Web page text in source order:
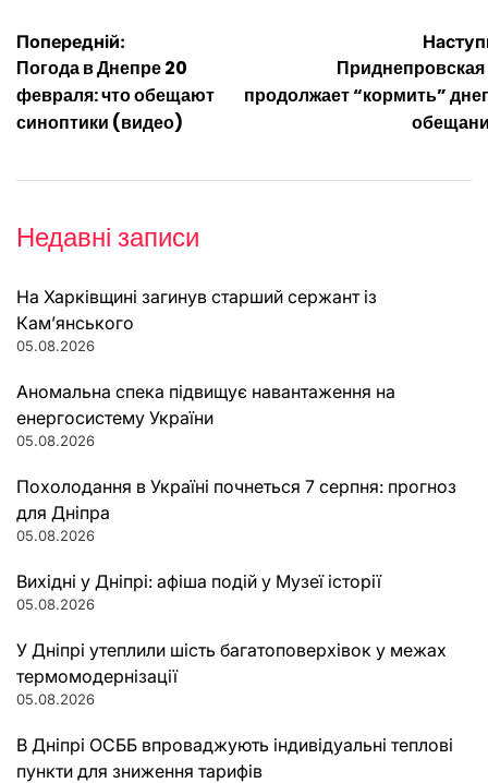
Навігація
записів
Попередній:
Погода в Днепре 20
февраля: что обещают
синоптики (видео)
продолжает “кормить”
Недавні записи
На Харківщині загинув старший сержант із
Кам’янського
05.08.2026
Аномальна спека підвищує навантаження на
енергосистему України
05.08.2026
Похолодання в Україні почнеться 7 серпня: прогноз
для Дніпра
05.08.2026
Вихідні у Дніпрі: афіша подій у Музеї історії
05.08.2026
У Дніпрі утеплили шість багатоповерхівок у межах
термомодернізації
05.08.2026
В Дніпрі ОСББ впроваджують індивідуальні теплові
пункти для зниження тарифів